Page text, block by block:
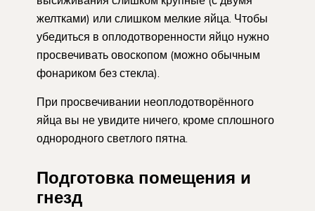
желтками) или слишком мелкие яйца. Чтобы
убедиться в оплодотворенности яйцо нужно
просвечивать овоскопом (можно обычным
фонариком без стекла).
При просвечивании неоплодотворённого
яйца вы не увидите ничего, кроме сплошного
однородного светлого пятна.
Подготовка помещения и
гнезд